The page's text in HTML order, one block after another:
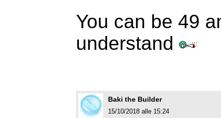
You can be 49
understand
Baki the Builder
15/10/2018 alle 15:24